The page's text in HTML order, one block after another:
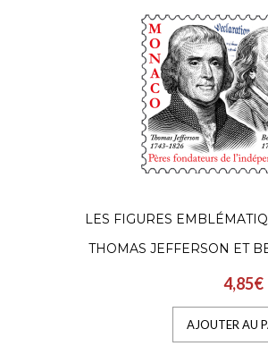
LES FIGURES
THOMAS JEFFERSON ET
4,85€
AJOUTER AU